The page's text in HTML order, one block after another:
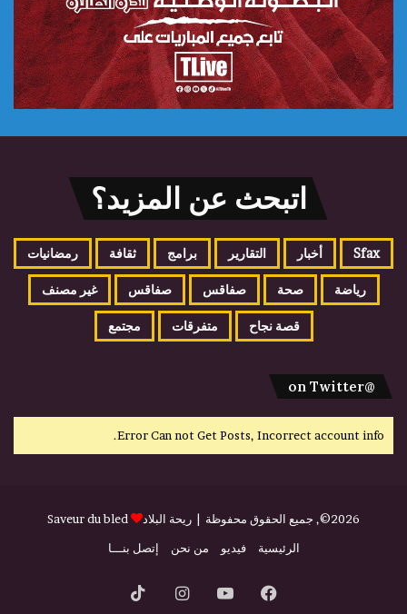
اتبحث عن المزيد؟
Sfax أخبار التقارير برامج ثقافة رمضانيات
رياضة صحة صفاقس صفاقس غير مصنف
قصة نجاح متفرقات مجتمع
@on Twitter
Error Can not Get Posts, Incorrect account info.
2026©, جميع الحقوق محفوظة | ريحة البلاد
Saveur du bled
الرئيسية
فيديو من نحن إتصل بنـــا
فيسبوكيوتيوبانستقرام